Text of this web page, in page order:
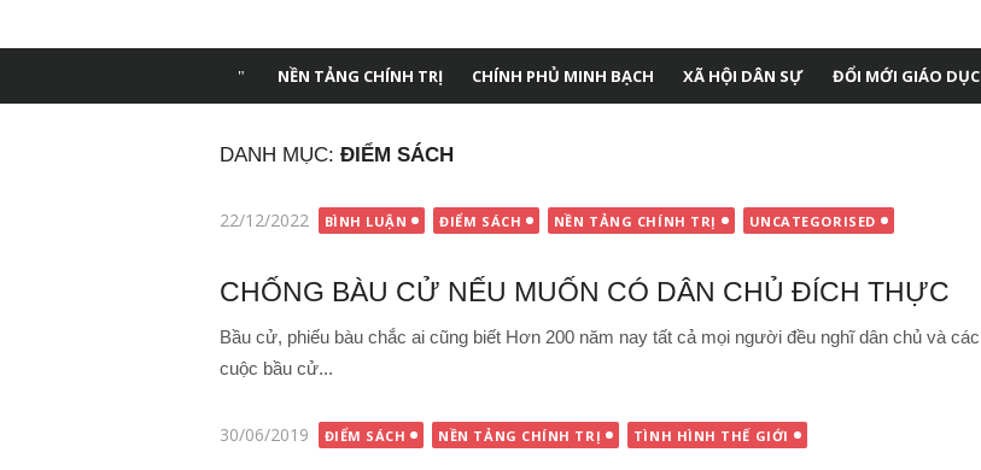
tới
dung
Tạp chí Dân trí
NỀN TẢNG CHÍNH TRỊ CHÍNH PHỦ MINH BẠCH XÃ HỘI DÂN SỰ ĐỔI MỚI GIÁO DỤC
DANH MỤC: ĐIỂM SÁCH
Đăng
22/12/2022 BÌNH LUẬN ĐIỂM SÁCH NỀN TẢNG CHÍNH TRỊ UNCATEGORISED
CHỐNG BÀU CỬ NẾU MUỐN CÓ DÂN CHỦ ĐÍCH THỰC
Bầu cử, phiếu bàu chắc ai cũng biết Hơn 200 năm nay tất cả mọi người đều nghĩ dân chủ và các
cuộc bầu cử...
Đăng
30/06/2019 ĐIỂM SÁCH NỀN TẢNG CHÍNH TRỊ TÌNH HÌNH THẾ GIỚI